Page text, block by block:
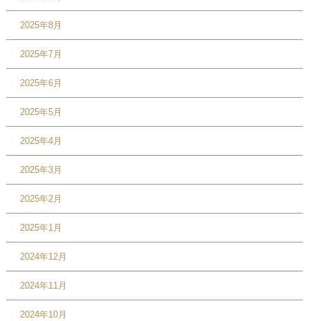
2025年8月
2025年7月
2025年6月
2025年5月
2025年4月
2025年3月
2025年2月
2025年1月
2024年12月
2024年11月
2024年10月